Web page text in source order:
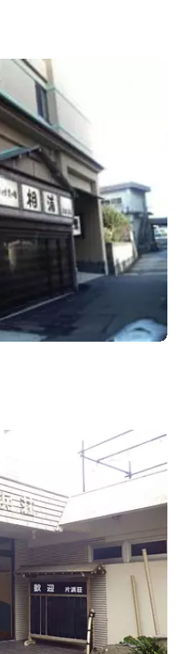
素材を大釜で蒸し上げる名
盛りに海鮮鍋も。